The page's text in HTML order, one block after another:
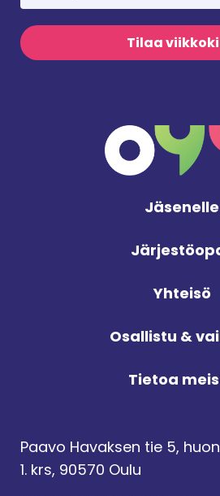
Tilaa
Jäsenelle
Yhteisö
Osallistu &
Tietoa
Paavo Havaksen tie 5,
1. krs, 90570 Oulu